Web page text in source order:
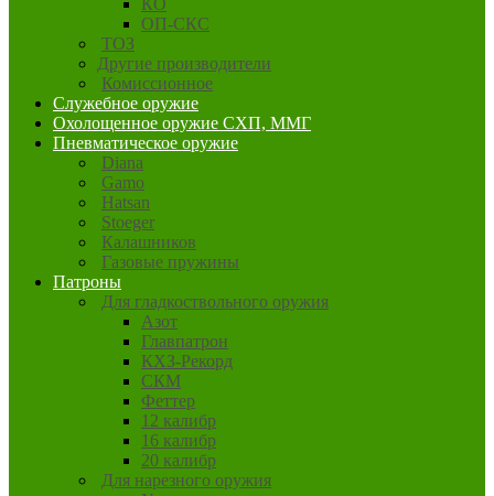
КО
ОП-СКС
ТОЗ
Другие производители
Комиссионное
Служебное оружие
Охолощенное оружие СХП, ММГ
Пневматическое оружие
Diana
Gamo
Hatsan
Stoeger
Калашников
Газовые пружины
Патроны
Для гладкоствольного оружия
Азот
Главпатрон
КХЗ-Рекорд
СКМ
Феттер
12 калибр
16 калибр
20 калибр
Для нарезного оружия